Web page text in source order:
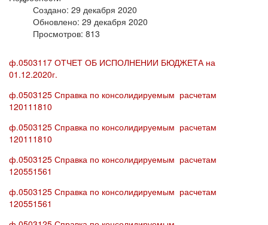
Создано: 29 декабря 2020
Обновлено: 29 декабря 2020
Просмотров: 813
ф.0503117 ОТЧЕТ ОБ ИСПОЛНЕНИИ БЮДЖЕТА на
01.12.2020г.
ф.0503125 Справка по консолидируемым расчетам
120111810
ф.0503125 Справка по консолидируемым расчетам
120111810
ф.0503125 Справка по консолидируемым расчетам
120551561
ф.0503125 Справка по консолидируемым расчетам
120551561